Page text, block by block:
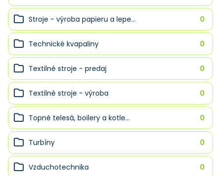
Stroje - výroba papieru a lepe... 0
Technické kvapaliny 0
Textilné stroje - predaj 0
Textilné stroje - výroba 0
Topné telesá, boilery a kotle... 0
Turbíny 0
Vzduchotechnika 0